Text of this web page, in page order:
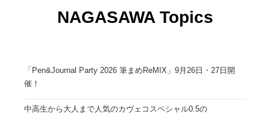
NAGASAWA Topics
「Pen&Journal Party 2026 筆まめReMIX」9月26日・27日開
催！
中高生から大人まで人気のカヴェコスペシャル0.5の